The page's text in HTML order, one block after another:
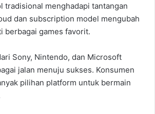
tradisional menghadapi tantangan
dan subscription model mengubah
berbagai games favorit.
Sony, Nintendo, dan Microsoft
jalan menuju sukses. Konsumen
pilihan platform untuk bermain